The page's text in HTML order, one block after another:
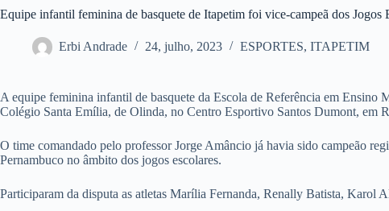
Equipe infantil feminina de basquete de Itapetim foi vice-campeã dos Jogos
Erbi Andrade 24, julho, 2023 ESPORTES, ITAPETIM
A equipe feminina infantil de basquete da Escola de Referência em Ensino
Colégio Santa Emília, de Olinda, no Centro Esportivo Santos Dumont, em
O time comandado pelo professor Jorge Amâncio já havia sido campeão
Pernambuco no âmbito dos jogos escolares.
Participaram da disputa as atletas Marília Fernanda, Renally Batista,